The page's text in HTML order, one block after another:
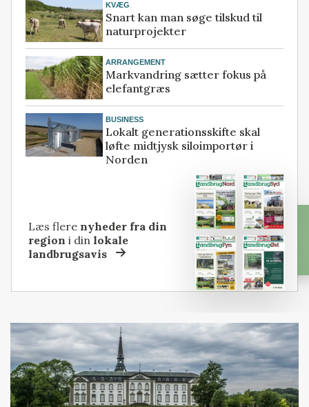
KVÆG
Snart kan man søge tilskud til
naturprojekter
ARRANGEMENT
Markvandring sætter fokus på
elefantgræs
BUSINESS
Lokalt generationsskifte skal
løfte midtjysk siloimportør i
Norden
Læs flere nyheder fra din
region i dinlokale
landbrugsavis